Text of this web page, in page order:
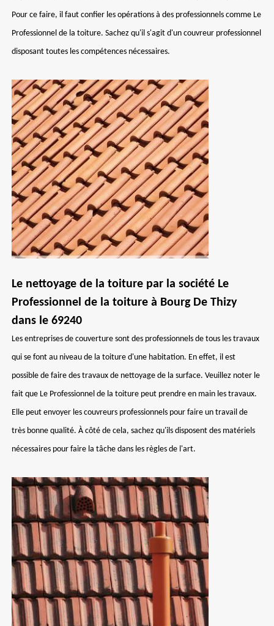
Pour ce faire, il faut confier les opérations à des professionnels comme Le
Professionnel de la toiture. Sachez qu'il s'agit d'un couvreur professionnel
disposant toutes les compétences nécessaires.
Le nettoyage de la toiture par la société Le
Professionnel de la toiture à Bourg De Thizy
dans le 69240
Les entreprises de couverture sont des professionnels de tous les travaux
qui se font au niveau de la toiture d'une habitation. En effet, il est
possible de faire des travaux de nettoyage de la surface. Veuillez noter le
fait que Le Professionnel de la toiture peut prendre en main les travaux.
Elle peut envoyer les couvreurs professionnels pour faire un travail de
très bonne qualité. À côté de cela, sachez qu'ils disposent des matériels
nécessaires pour faire la tâche dans les règles de l'art.